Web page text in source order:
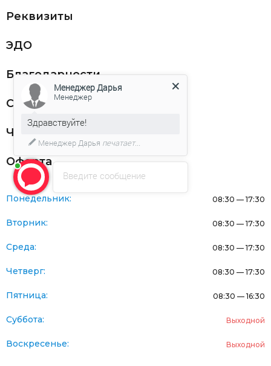
Реквизиты
ЭДО
Благодарности
Статьи
Частникам
Оферта
Понедельник: 08:30 — 17:30
Вторник: 08:30 — 17:30
Среда: 08:30 — 17:30
Четверг: 08:30 — 17:30
Пятница: 08:30 — 16:30
Суббота: Выходной
Воскресенье: Выходной
Введите сообщение
Менеджер Дарья
Менеджер
Здравствуйте!
Менеджер Дарья печатает...